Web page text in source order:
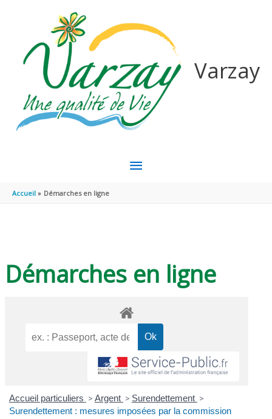
Varzay
MENU
Accueil Démarches en ligne
Démarches en ligne
Accueil particuliers > Argent > Surendettement >
Surendettement : mesures imposées par la commission